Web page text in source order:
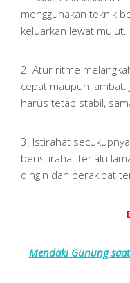
menggunakan teknik
keluarkan lewat mulut.
2. Atur ritme
cepat maupun lambat.
harus tetap stabil,
3. Istirahat
beristirahat terlalu
dingin dan berakibat
Mendaki Gunung